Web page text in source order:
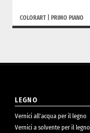
COLORART PRIMO PIANO
LEGNO
Vernici all’acqua per il legno
Vernici a solvente per il legno